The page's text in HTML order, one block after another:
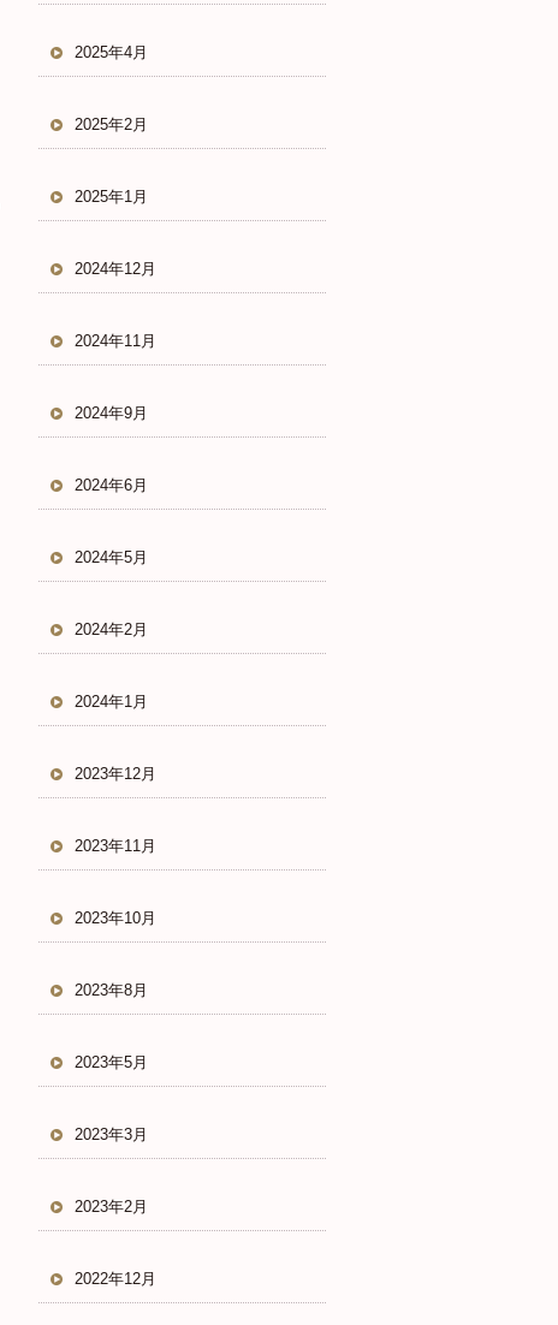
2025年4月
2025年2月
2025年1月
2024年12月
2024年11月
2024年9月
2024年6月
2024年5月
2024年2月
2024年1月
2023年12月
2023年11月
2023年10月
2023年8月
2023年5月
2023年3月
2023年2月
2022年12月